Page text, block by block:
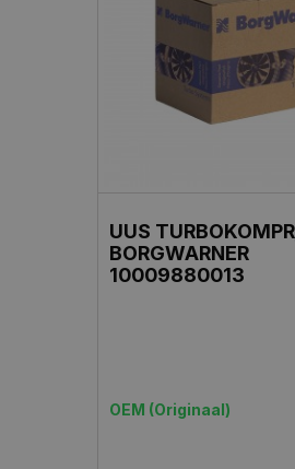
UUS
BORGWARNER
10009880013
OEM (Originaal)